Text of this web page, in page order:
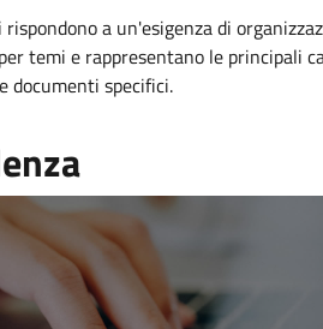
a un'esigenza di
temi e rappresentano le principali
documenti specifici.